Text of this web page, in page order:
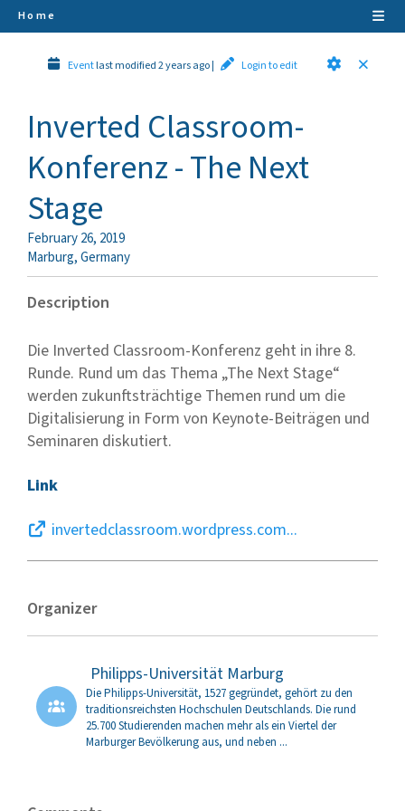
Home
Eventlast modified 2 years ago| Login to edit
Inverted Classroom-
Konferenz - The Next
Stage
February 26, 2019
Marburg,Germany
Description
Die Inverted Classroom-Konferenz geht in ihre 8.
Runde. Rund um das Thema „The Next Stage“
werden zukunftsträchtige Themen rund um die
Digitalisierung in Form von Keynote-Beiträgen und
Seminaren diskutiert.
Link
invertedclassroom.wordpress.com...
Organizer
Philipps-Universität Marburg
Die Philipps-Universität, 1527 gegründet, gehört zu den
traditionsreichsten Hochschulen Deutschlands. Die rund
25.700 Studierenden machen mehr als ein Viertel der
Marburger Bevölkerung aus, und neben ...